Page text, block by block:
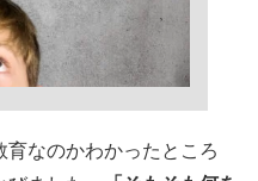
育なのかわかったところ